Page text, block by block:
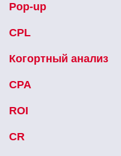
Pop-up
CPL
Когортный анализ
CPA
ROI
CR